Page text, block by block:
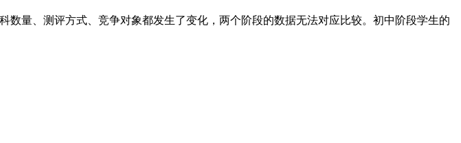
量、测评方式、竞争对象都发生了变化，两个阶段的数据无法对应比较。初中阶段学生的